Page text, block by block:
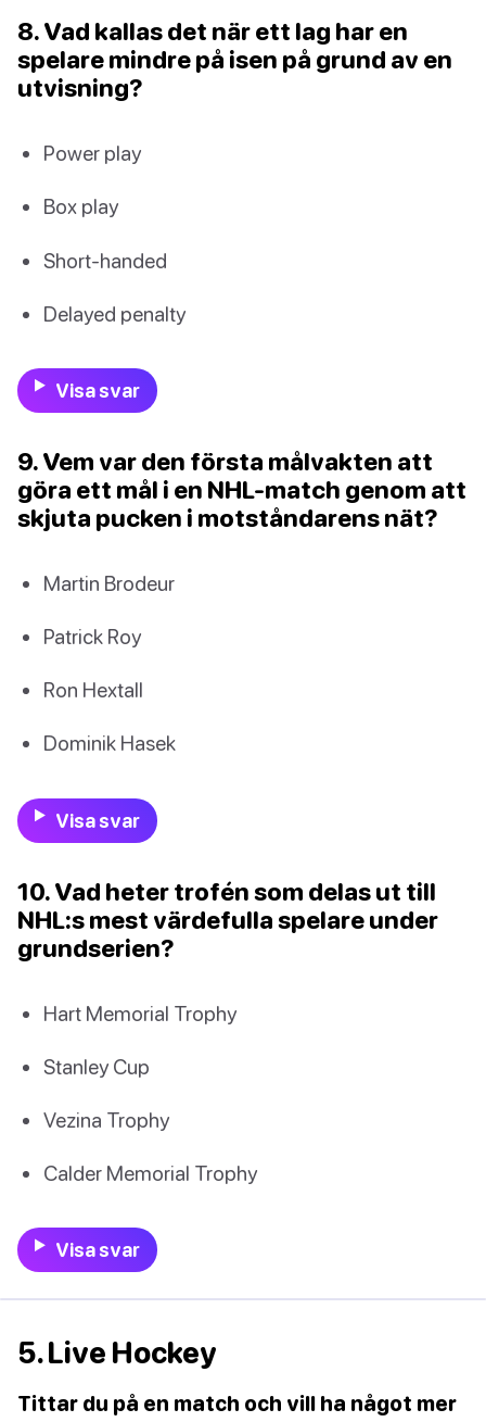
8. Vad kallas det när ett lag har en
spelare mindre på isen på grund av en
utvisning?
Power play
Box play
Short-handed
Delayed penalty
Visa svar
9. Vem var den första målvakten att
göra ett mål i en NHL-match genom att
skjuta pucken i motståndarens nät?
Martin Brodeur
Patrick Roy
Ron Hextall
Dominik Hasek
Visa svar
10. Vad heter trofén som delas ut till
NHL:s mest värdefulla spelare under
grundserien?
Hart Memorial Trophy
Stanley Cup
Vezina Trophy
Calder Memorial Trophy
Visa svar
5. Live Hockey
Tittar du på en match och vill ha något mer